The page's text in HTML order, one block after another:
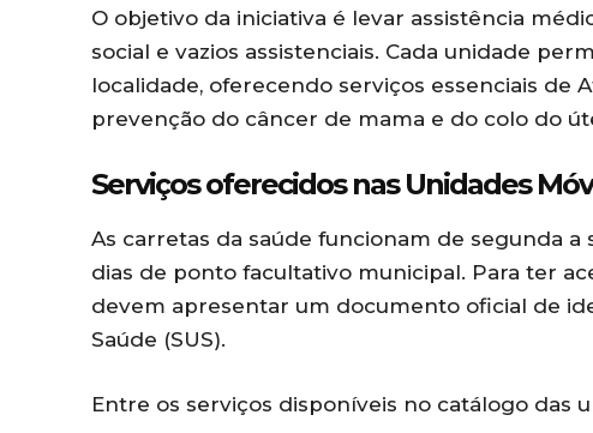
O objetivo da iniciativa é levar assistência
social e vazios assistenciais. Cada unidade
localidade, oferecendo serviços essenciais de
prevenção do câncer de mama e do colo do
Serviços oferecidos nas Unidades
As carretas da saúde funcionam de segunda a
dias de ponto facultativo municipal. Para ter
devem apresentar um documento oficial de
Saúde (SUS).
Entre os serviços disponíveis no catálogo das